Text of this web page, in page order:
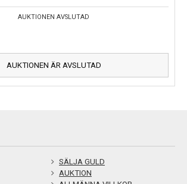
AUKTIONEN AVSLUTAD
AUKTIONEN ÄR AVSLUTAD
SÄLJA GULD
AUKTION